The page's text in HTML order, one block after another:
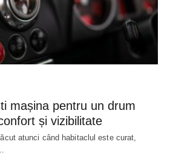
mașina pentru un drum
și vizibilitate
atunci când habitaclul este curat,